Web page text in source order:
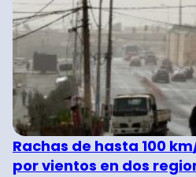
Rachas de hasta 100
por vientos en dos